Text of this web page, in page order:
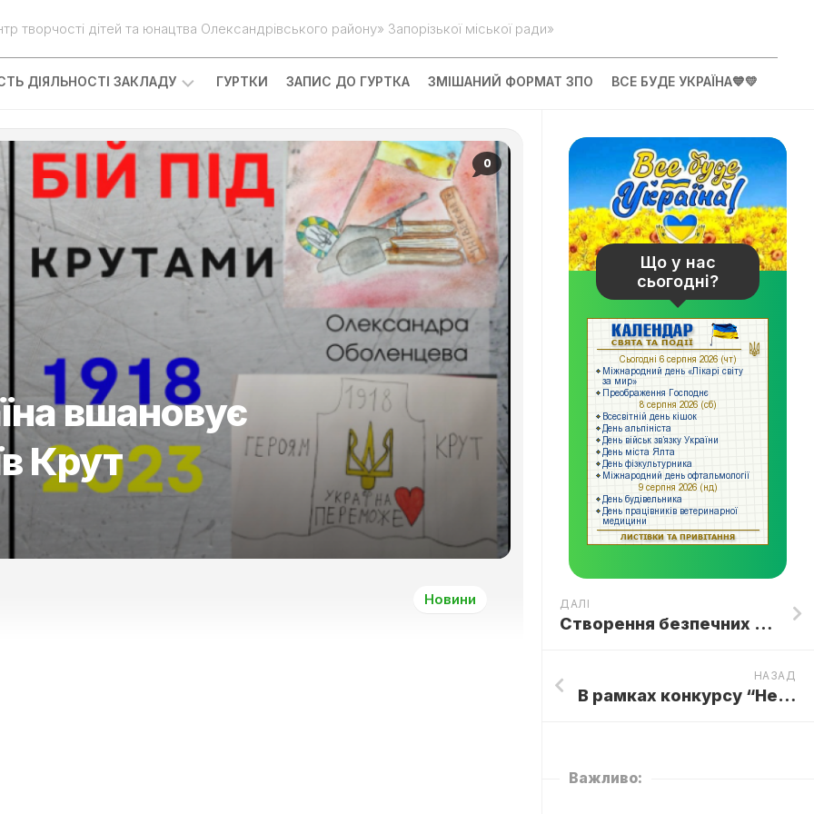
творчості дітей та юнацтва Олександрівського району» Запорізької міської ради»
ДІЯЛЬНОСТІ ЗАКЛАДУ ГУРТКИ ЗАПИС ДО ГУРТКА ЗМІШАНИЙ ФОРМАТ ЗПО ВСЕ БУДЕ УКРАЇНА💙💛
0
вшановує
Крут
Новини
Що у нас
сьогодні?
ДАЛІ
Створення безпечних та здорових умов праці – тема Всеукраїнського конкурсу дитячого малюнка “Охорона праці очима дітей”, до якого долучились вихованці Зразкового художнього колективу студії образотворчого мистецтва “Веселий пензлик”, керівник Оксана КРЕМЕРОВА та вихованка гуртка “Фантазія”, керівник Вікторія ЗОЛОТАРЬ.🎨🎨🎨
НАЗАД
В рамках конкурсу “Нескорені школи” та громадської ініціативи “Добрі сусіди одна країна” у ЗПО “ЦТДтаЮ Олександрівського району” розпочато Еко-акцію “Врятуй птахів” 🕊️🦆🦢
Важливо: